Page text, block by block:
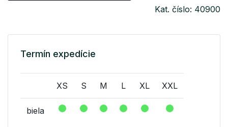
Kat. číslo: 40900
Termín expedície
XS S M L XL XXL
biela